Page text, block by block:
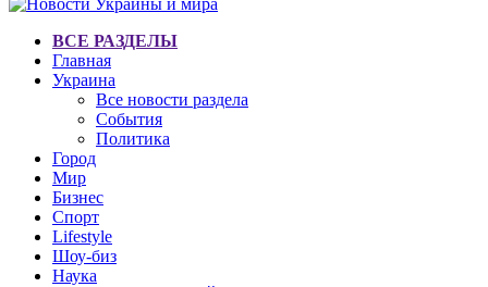
ВСЕ РАЗДЕЛЫ
Главная
Украина
Все новости раздела
События
Политика
Город
Мир
Бизнес
Спорт
Lifestyle
Шоу-биз
Наука